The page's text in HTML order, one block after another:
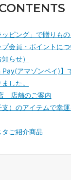
ッピング」で贈りも
会員・ポイントに
らせ）
Pay(アマゾンペイ)】
した。
店舗のご案内
）のアイテムで幸
ご紹介商品